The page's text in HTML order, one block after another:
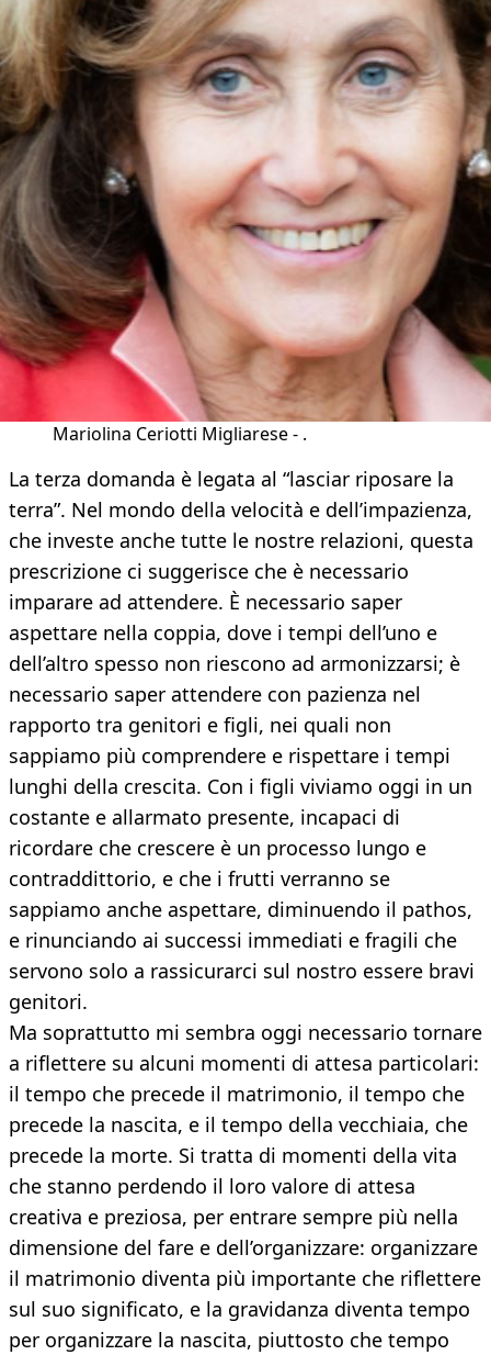
Mariolina Ceriotti Migliarese - .
La terza domanda è legata al “lasciar riposare la
terra”. Nel mondo della velocità e dell’impazienza,
che investe anche tutte le nostre relazioni, questa
prescrizione ci suggerisce che è necessario
imparare ad attendere. È necessario saper
aspettare nella coppia, dove i tempi dell’uno e
dell’altro spesso non riescono ad armonizzarsi; è
necessario saper attendere con pazienza nel
rapporto tra genitori e figli, nei quali non
sappiamo più comprendere e rispettare i tempi
lunghi della crescita. Con i figli viviamo oggi in un
costante e allarmato presente, incapaci di
ricordare che crescere è un processo lungo e
contraddittorio, e che i frutti verranno se
sappiamo anche aspettare, diminuendo il pathos,
e rinunciando ai successi immediati e fragili che
servono solo a rassicurarci sul nostro essere bravi
genitori.
Ma soprattutto mi sembra oggi necessario tornare
a riflettere su alcuni momenti di attesa particolari:
il tempo che precede il matrimonio, il tempo che
precede la nascita, e il tempo della vecchiaia, che
precede la morte. Si tratta di momenti della vita
che stanno perdendo il loro valore di attesa
creativa e preziosa, per entrare sempre più nella
dimensione del fare e dell’organizzare: organizzare
il matrimonio diventa più importante che riflettere
sul suo significato, e la gravidanza diventa tempo
per organizzare la nascita, piuttosto che tempo